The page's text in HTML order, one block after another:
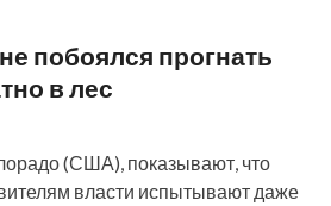
побоялся прогнать
в лес
(США), показывают, что
власти испытывают даже